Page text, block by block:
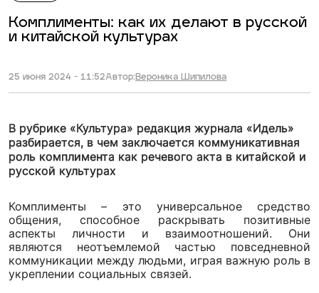
Комплименты: как их делают в русской
и китайской культурах
25 июня 2024 - 11:52Автор:Вероника Шипилова
В рубрике «Культура» редакция журнала «Идель»
разбирается, в чем заключается коммуникативная
роль комплимента как речевого акта в китайской и
русской культурах
Комплименты – это универсальное средство
общения, способное раскрывать позитивные
аспекты личности и взаимоотношений. Они
являются неотъемлемой частью повседневной
коммуникации между людьми, играя важную роль в
укреплении социальных связей.